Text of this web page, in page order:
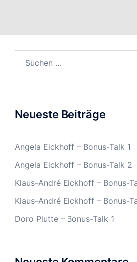
Neueste Beiträge
Angela Eickhoff – Bonus-Talk 1
Angela Eickhoff – Bonus-Talk 2
Klaus-André Eickhoff – Bonus-
Klaus-André Eickhoff – Bonus-
Doro Plutte – Bonus-Talk 1